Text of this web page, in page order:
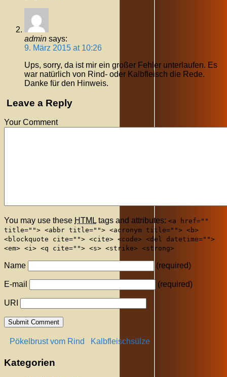
admin says:
9. März 2015 at 10:26
Ups, sorry, da ist mir ein großer Fehler unterlaufen. Es
war natürlich von Rind- oder Kalbfleisch die Rede.
Danke für den Hinweis.
Leave a Reply
Your Comment
You may use these HTMLtags and attributes: <a href=""
title=""> <abbr title=""> <acronym title=""> <b>
<blockquote cite=""> <cite> <code> <del datetime="">
<em> <i> <q cite=""> <s> <strike> <strong>
Name (required)
E-mail (required)
URI
Pökelbrust vom Rind Kalbfleischsülze
Kategorien